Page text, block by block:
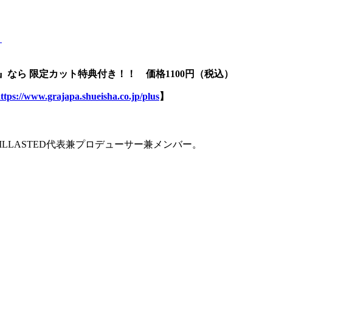
ら 限定カット特典付き！！ 価格1100円（税込）
www.grajapa.shueisha.co.jp/plus】
代表兼プロデューサー兼メンバー。